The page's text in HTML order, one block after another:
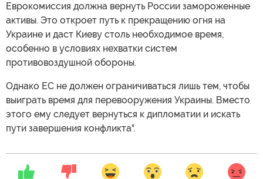
Еврокомиссия должна вернуть России замороженные
активы. Это откроет путь к прекращению огня на
Украине и даст Киеву столь необходимое время,
особенно в условиях нехватки систем
противовоздушной обороны.
Однако ЕС не должен ограничиваться лишь тем, чтобы
выиграть время для перевооружения Украины. Вместо
этого ему следует вернуться к дипломатии и искать
пути завершения конфликта".